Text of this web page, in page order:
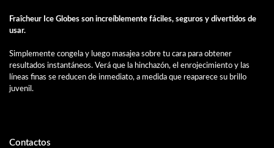
Fraîcheur Ice Globes son increíblemente fáciles, seguros y divertidos de
usar.
Simplemente congela y luego masajea sobre tu cara para obtener
resultados instantáneos. Verá que la hinchazón, el enrojecimiento y las
líneas finas se reducen de inmediato, a medida que reaparece su brillo
juvenil.
Contactos